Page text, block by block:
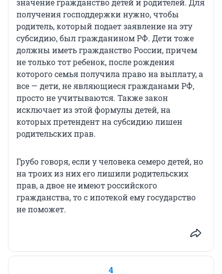
значение гражданство детей и родителей. Для
получения господдержки нужно, чтобы
родитель, который подает заявление на эту
субсидию, был гражданином РФ. Дети тоже
должны иметь гражданство России, причем
не только тот ребенок, после рождения
которого семья получила право на выплату, а
все — дети, не являющиеся гражданами РФ,
просто не учитываются. Также закон
исключает из этой формулы детей, на
которых претендент на субсидию лишен
родительских прав.
Грубо говоря, если у человека семеро детей, но
на троих из них его лишили родительских
прав, а двое не имеют российского
гражданства, то с ипотекой ему государство
не поможет.
4